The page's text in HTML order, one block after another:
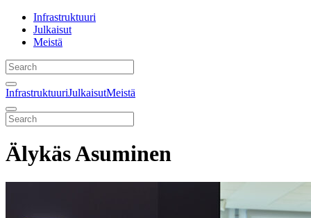
Infrastruktuuri
Julkaisut
Meistä
InfrastruktuuriJulkaisutMeistä
Älykäs Asuminen